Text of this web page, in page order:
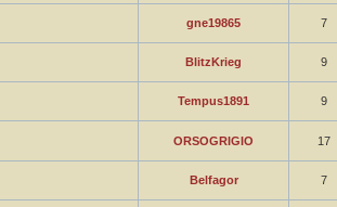
gne19865 7
BlitzKrieg 9
Tempus1891 9
ORSOGRIGIO 17
Belfagor 7